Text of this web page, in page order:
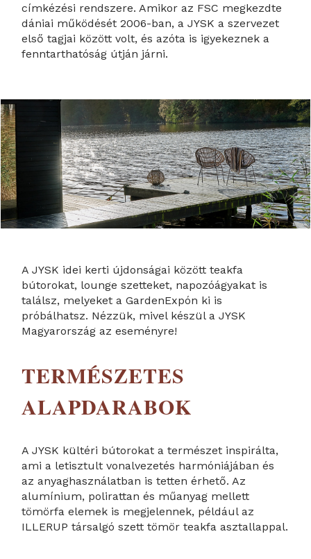
címkézési rendszere. Amikor az FSC megkezdte
dániai működését 2006-ban, a JYSK a szervezet
első tagjai között volt, és azóta is igyekeznek a
fenntarthatóság útján járni.
A JYSK idei kerti újdonságai között teakfa
bútorokat, lounge szetteket, napozóágyakat is
találsz, melyeket a GardenExpón ki is
próbálhatsz. Nézzük, mivel készül a JYSK
Magyarország az eseményre!
TERMÉSZETES
ALAPDARABOK
A JYSK kültéri bútorokat a természet inspirálta,
ami a letisztult vonalvezetés harmóniájában és
az anyaghasználatban is tetten érhető. Az
alumínium, polirattan és műanyag mellett
tömörfa elemek is megjelennek, például az
ILLERUP társalgó szett tömör teakfa asztallappal.